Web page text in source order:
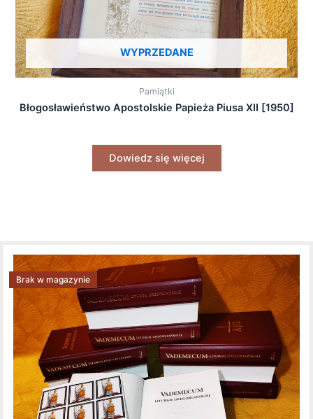
WYPRZEDANE
Pamiątki
Błogosławieństwo Apostolskie Papieża Piusa XII [1950]
Dowiedz się więcej
Brak w magazynie